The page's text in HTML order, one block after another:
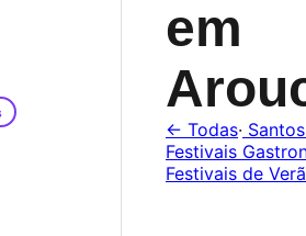
em
← Todas·
Festivais
Festivais de